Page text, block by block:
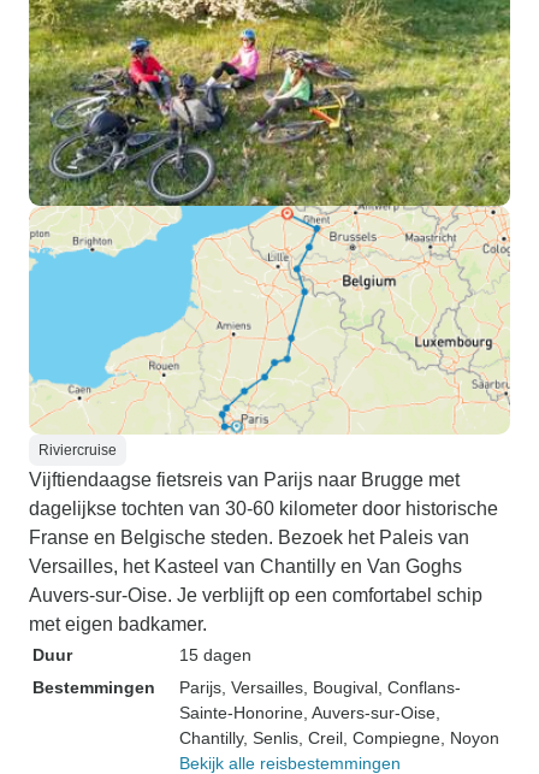
Riviercruise
Vijftiendaagse fietsreis van Parijs naar Brugge met
dagelijkse tochten van 30-60 kilometer door historische
Franse en Belgische steden. Bezoek het Paleis van
Versailles, het Kasteel van Chantilly en Van Goghs
Auvers-sur-Oise. Je verblijft op een comfortabel schip
met eigen badkamer.
Duur
15 dagen
Bestemmingen
Parijs , Versailles , Bougival , Conflans-
Sainte-Honorine , Auvers-sur-Oise
Chantilly, Senlis , Creil , Compiegne , Noyon
Bekijk alle reisbestemmingen